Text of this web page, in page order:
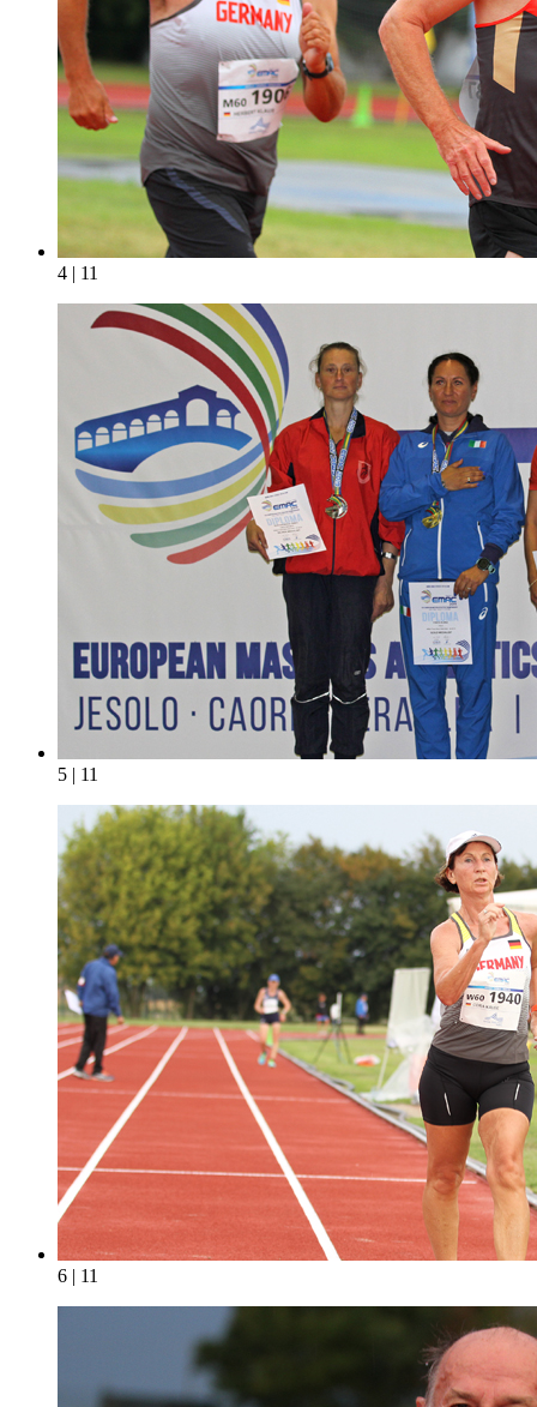
4 | 11
5 | 11
6 | 11